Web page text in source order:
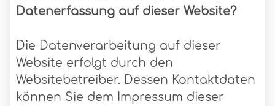
Datenerfassung auf dieser Website?
Die Datenverarbeitung auf dieser
Website erfolgt durch den
Websitebetreiber. Dessen Kontaktdaten
können Sie dem Impressum dieser